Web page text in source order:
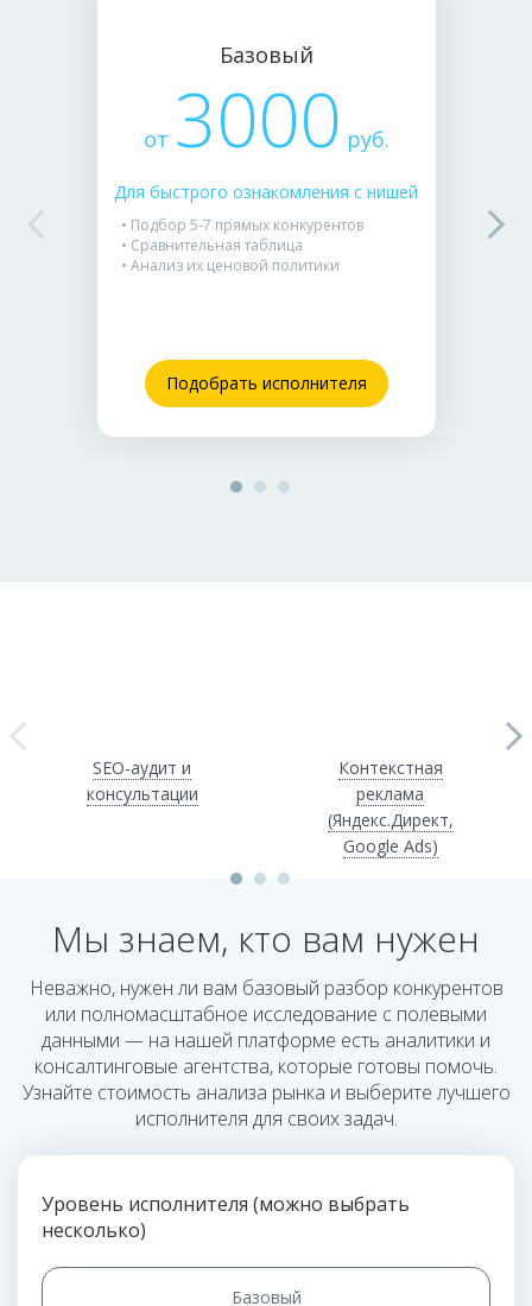
Базовый
от 3000 руб.
Для быстрого ознакомления с нишей
• Подбор 5-7 прямых конкурентов
• Сравнительная таблица
• Анализ их ценовой политики
Подобрать исполнителя
SEO-аудит и
консультации
Контекстная
реклама
(Яндекс.Директ,
Google Ads)
Мы знаем, кто вам нужен
Неважно, нужен ли вам базовый разбор конкурентов
или полномасштабное исследование с полевыми
данными — на нашей платформе есть аналитики и
консалтинговые агентства, которые готовы помочь.
Узнайте стоимость анализа рынка и выберите лучшего
исполнителя для своих задач.
Уровень исполнителя (можно выбрать
несколько)
Базовый